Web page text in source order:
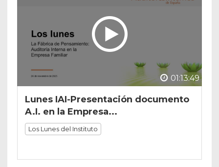
01:13:49
Lunes IAI-Presentación documento
A.I. en la Empresa...
Los Lunes del Instituto